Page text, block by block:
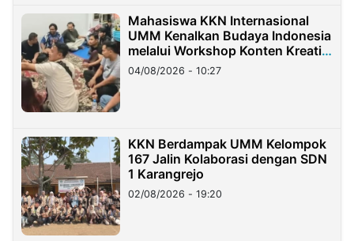
Mahasiswa KKN Internasional
UMM Kenalkan Budaya Indonesia
melalui Workshop Konten Kreatif
di Taiwan
04/08/2026 - 10:27
KKN Berdampak UMM Kelompok
167 Jalin Kolaborasi dengan SDN
1 Karangrejo
02/08/2026 - 19:20